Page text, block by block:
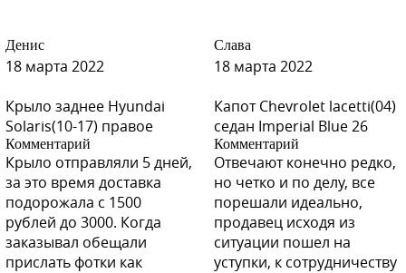
Денис
18 марта 2022
Крыло заднее Hyundai
Solaris(10-17) правое
Комментарий
Крыло отправляли 5 дней,
за это время доставка
подорожала с 1500
рублей до 3000. Когда
заказывал обещали
прислать фотки как
Слава
18 марта 2022
Капот Chevrolet lacetti(04)
седан Imperial Blue 26
Комментарий
Отвечают конечно редко,
но четко и по делу, все
порешали идеально,
продавец исходя из
ситуации пошел на
уступки, к сотрудничеству